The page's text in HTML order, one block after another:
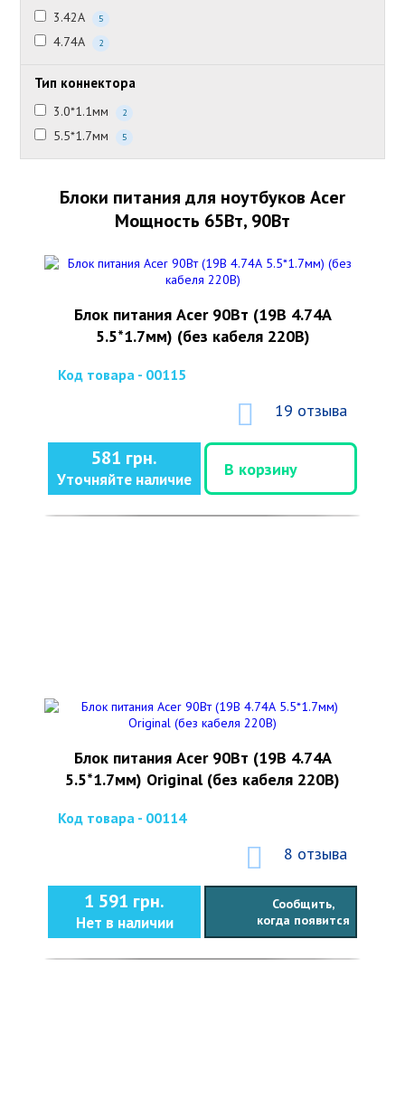
3.42А 5
4.74А 2
Тип коннектора
3.0*1.1мм 2
5.5*1.7мм 5
Блоки питания для ноутбуков Acer
Мощность 65Вт, 90Вт
Блок питания Acer 90Вт (19В 4.74А
5.5*1.7мм) (без кабеля 220В)
Код товара - 00115
19 отзыва
581 грн.
Уточняйте наличие
В корзину
Блок питания Acer 90Вт (19В 4.74А
5.5*1.7мм) Original (без кабеля 220В)
Код товара - 00114
8 отзыва
1 591 грн.
Нет в наличии
Сообщить,
когда появится